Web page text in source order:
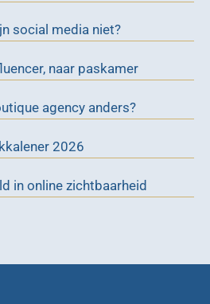
social media niet?
naar paskamer
agency anders?
2026
in online zichtbaarheid